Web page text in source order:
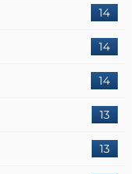
14
14
14
13
13